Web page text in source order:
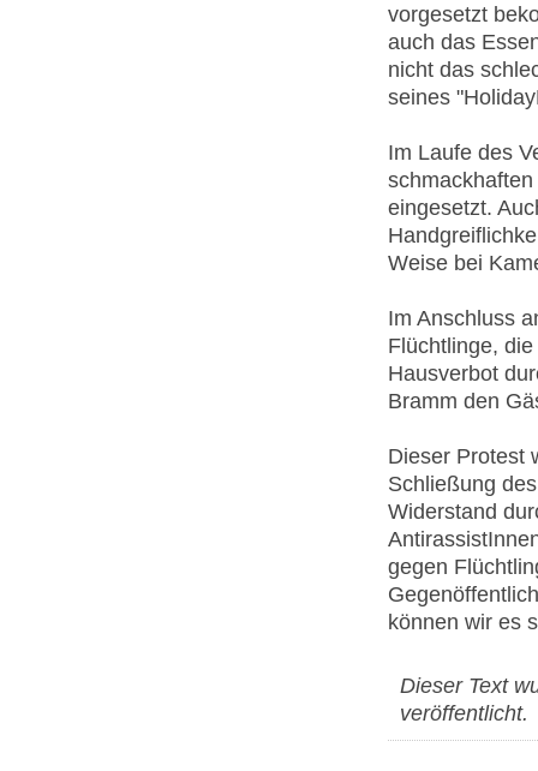
vorgesetzt
auch das
nicht das
seines
Im Laufe des
eingesetzt.
Weise bei
Im Anschluss
Flüchtlinge,
Hausverbot
Bramm den
Dieser Protest
Schließung
Widerstand
gegen
können wir es
Dieser Text
veröffentlicht.